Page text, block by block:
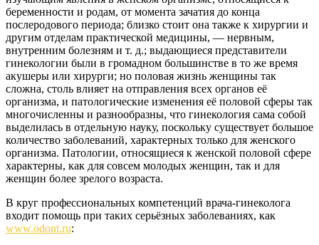
беременности и родам, от момента зачатия до конца
послеродового периода; близко стоит она также к хирургии и
другим отделам практической медицины, — нервным,
внутренним болезням и т. д.; выдающиеся представители
гинекологии были в громадном большинстве в то же время
акушеры или хирурги; но половая жизнь женщины так
сложна, столь влияет на отправления всех органов её
организма, и патологические изменения её половой сферы так
многочисленны и разнообразны, что гинекология сама собой
выделилась в отдельную науку, поскольку существует большое
количество заболеваний, характерных только для женского
организма. Патологии, относящиеся к женской половой сфере
характерны, как для совсем молодых женщин, так и для
женщин более зрелого возраста.
В круг профессиональных компетенций врача-гинеколога
входит помощь при таких серьёзных заболеваниях, как
www.odont.ru: